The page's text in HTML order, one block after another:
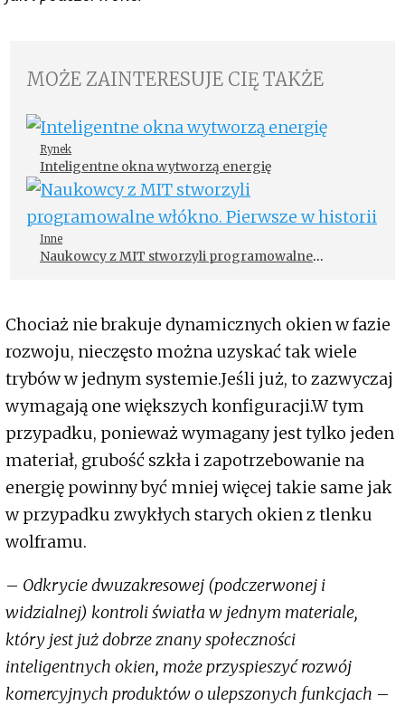
MOŻE ZAINTERESUJE CIĘ TAKŻE
Rynek
Inteligentne okna wytworzą energię
Inne
Naukowcy z MIT stworzyli programowalne
Chociaż nie brakuje dynamicznych okien w fazie
rozwoju, nieczęsto można uzyskać tak wiele
trybów w jednym systemie.Jeśli już, to zazwyczaj
wymagają one większych konfiguracji.W tym
przypadku, ponieważ wymagany jest tylko jeden
materiał, grubość szkła i zapotrzebowanie na
energię powinny być mniej więcej takie same jak
w przypadku zwykłych starych okien z tlenku
wolframu.
– Odkrycie dwuzakresowej (podczerwonej i
widzialnej) kontroli światła w jednym materiale,
który jest już dobrze znany społeczności
inteligentnych okien, może przyspieszyć rozwój
komercyjnych produktów o ulepszonych funkcjach –